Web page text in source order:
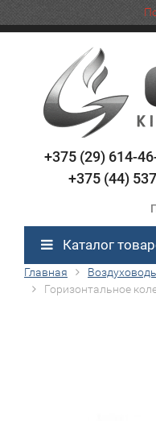
+375 (29) 614-
+375 (44)
Каталог
Главная
Горизонтальное